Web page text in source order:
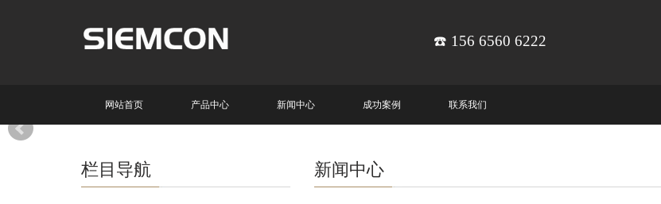
☎️ 156 6560 6222
网站首页 产品中心 新闻中心 成功案例 联系我们
新闻中心
栏目导航